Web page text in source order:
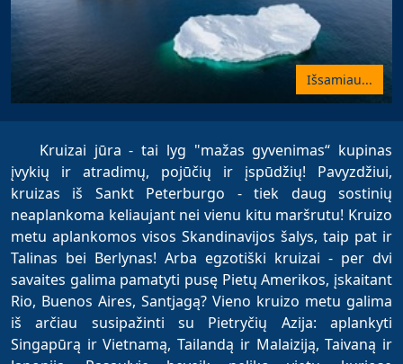
Išsamiau...
Kruizai jūra - tai lyg "mažas gyvenimas“ kupinas
įvykių ir atradimų, pojūčių ir įspūdžių! Pavyzdžiui,
kruizas iš Sankt Peterburgo - tiek daug sostinių
neaplankoma keliaujant nei vienu kitu maršrutu! Kruizo
metu aplankomos visos Skandinavijos šalys, taip pat ir
Talinas bei Berlynas! Arba egzotiški kruizai - per dvi
savaites galima pamatyti pusę Pietų Amerikos, įskaitant
Rio, Buenos Aires, Santjagą? Vieno kruizo metu galima
iš arčiau susipažinti su Pietryčių Azija: aplankyti
Singapūrą ir Vietnamą, Tailandą ir Malaiziją, Taivaną ir